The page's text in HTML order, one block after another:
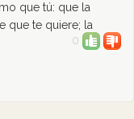
que tú: que la
que te quiere; la
0